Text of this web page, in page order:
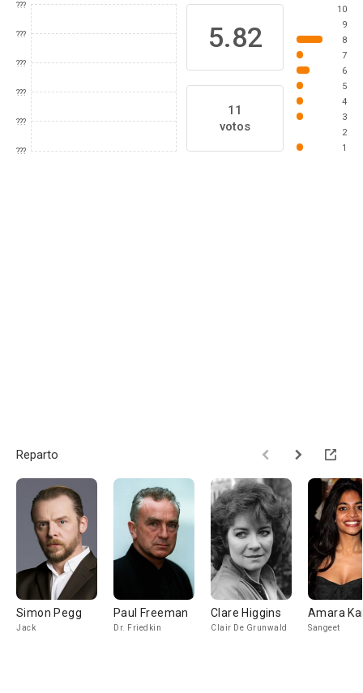
???
???
???
???
???
???
5.82
11
votos
10
9
8
7
6
5
4
3
2
1
Reparto
Simon Pegg
Jack
Paul Freeman
Dr. Friedkin
Clare Higgins
Clair De Grunwald
Amara
Sangeet